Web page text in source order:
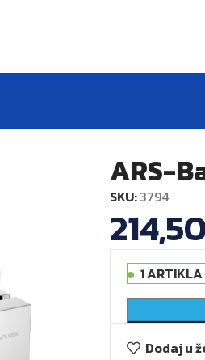
ARS-
SKU:3794
1
Dodaj u